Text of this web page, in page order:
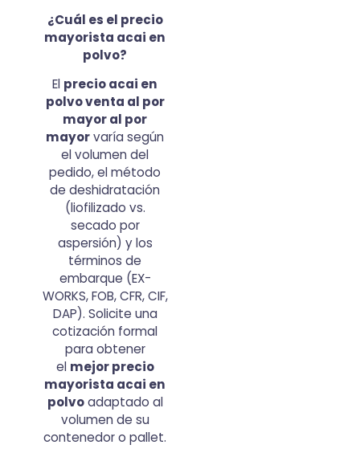
¿Cuál es el precio
mayorista acai en
polvo?
El precio acai en
polvo venta al por
mayor al por
mayorvaría según
el volumen del
pedido, el método
de deshidratación
(liofilizado vs.
secado por
aspersión) y los
términos de
embarque (EX-
WORKS, FOB, CFR, CIF,
DAP). Solicite una
cotización formal
para obtener
el mejor precio
mayorista acai en
polvoadaptado al
volumen de su
contenedor o pallet.